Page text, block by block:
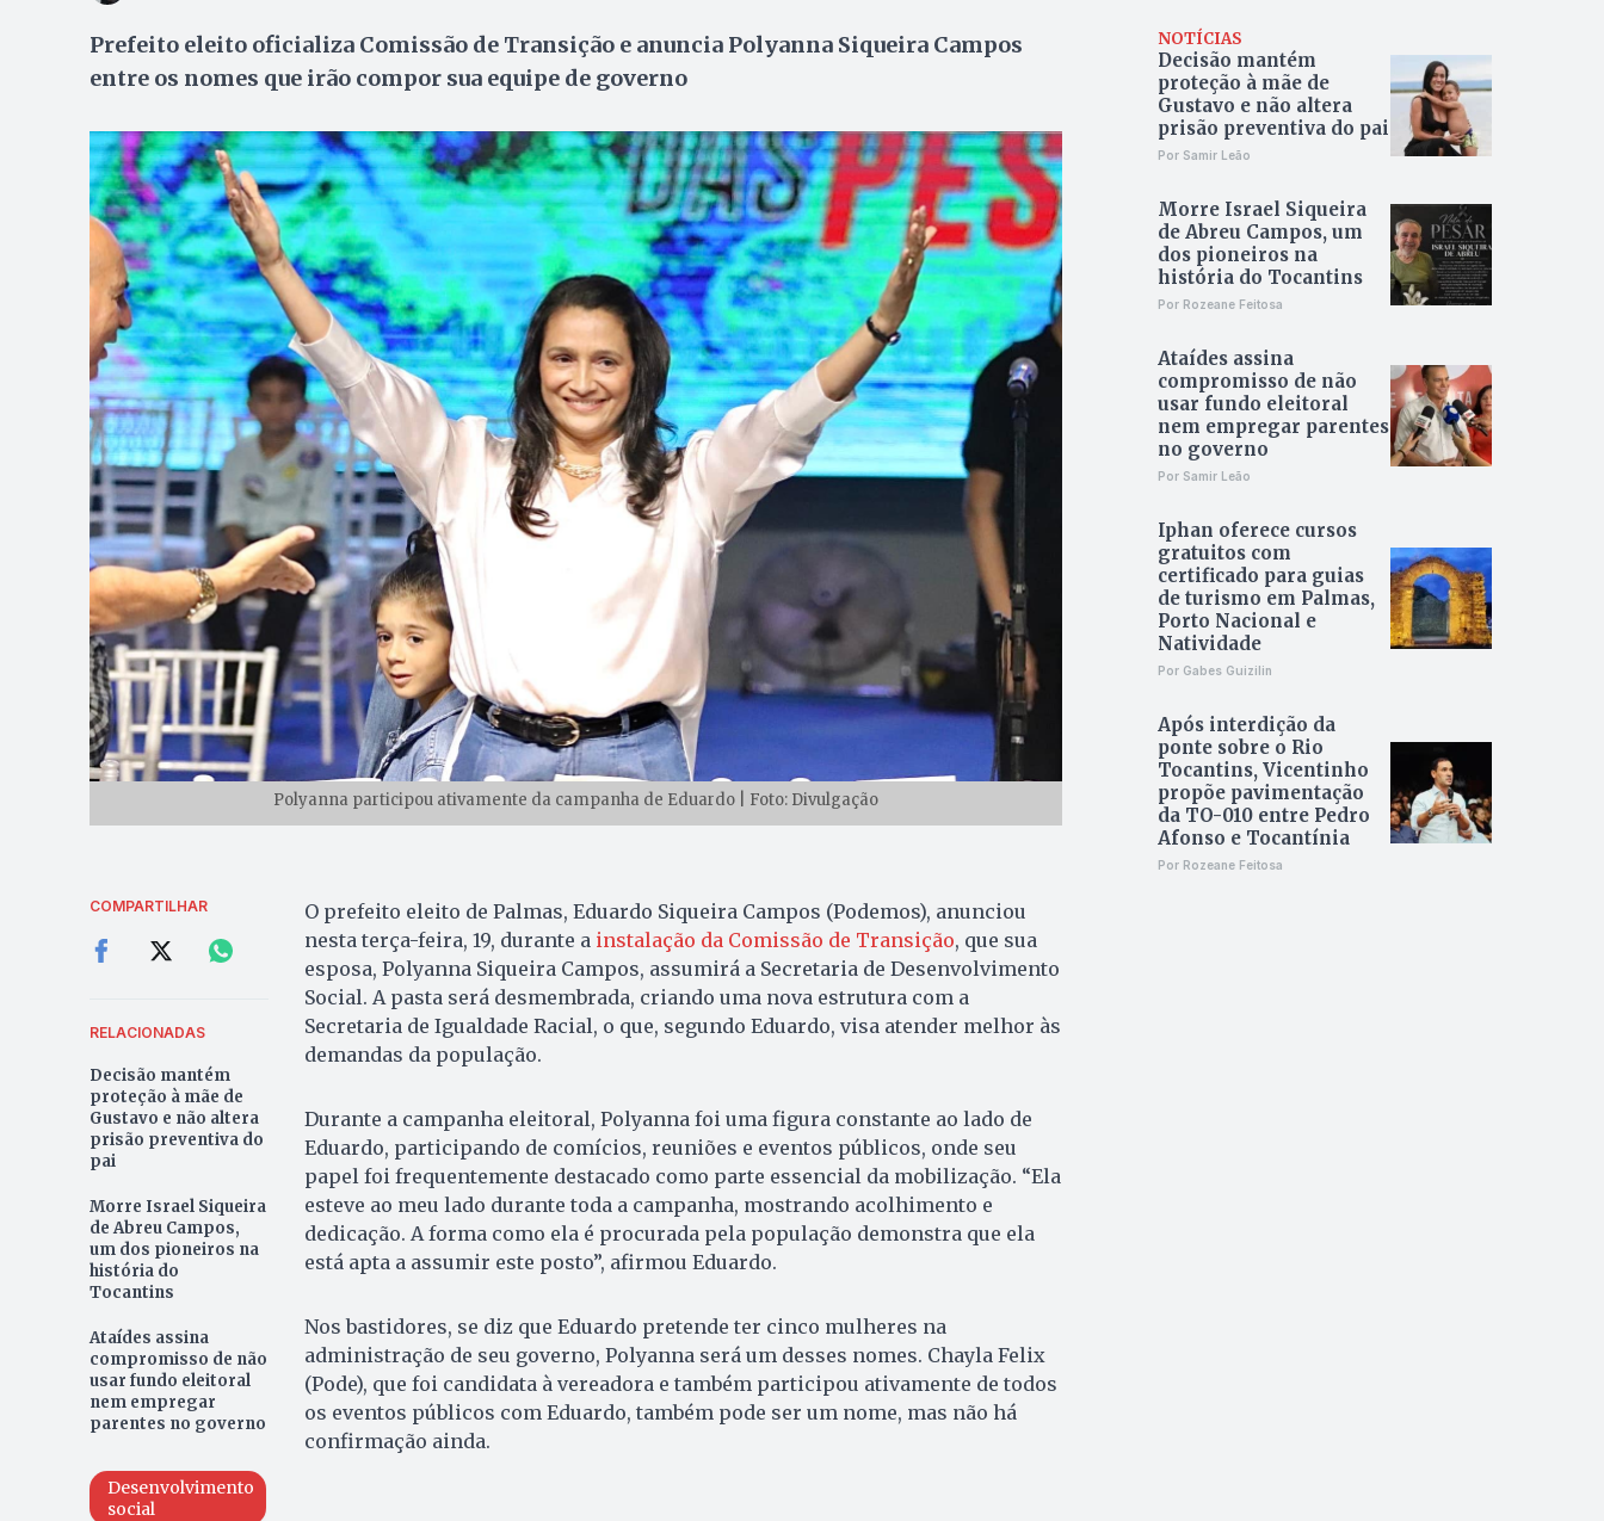
Prefeito eleito oficializa Comissão de Transição e anuncia Polyanna Siqueira Campos
entre os nomes que irão compor sua equipe de governo
Polyanna participou ativamente da campanha de Eduardo | Foto: Divulgação
COMPARTILHAR
RELACIONADAS
Decisão mantém
proteção à mãe de
Gustavo e não altera
prisão preventiva do
pai
Morre Israel Siqueira
de Abreu Campos,
um dos pioneiros na
história do
Tocantins
Ataídes assina
compromisso de não
usar fundo eleitoral
nem empregar
parentes no governo
Desenvolvimento
social
O prefeito eleito de Palmas, Eduardo Siqueira Campos (Podemos), anunciou
nesta terça-feira, 19, durante a instalação da Comissão de Transição, que sua
esposa, Polyanna Siqueira Campos, assumirá a Secretaria de Desenvolvimento
Social. A pasta será desmembrada, criando uma nova estrutura com a
Secretaria de Igualdade Racial, o que, segundo Eduardo, visa atender melhor às
demandas da população.
Durante a campanha eleitoral, Polyanna foi uma figura constante ao lado de
Eduardo, participando de comícios, reuniões e eventos públicos, onde seu
papel foi frequentemente destacado como parte essencial da mobilização. “Ela
esteve ao meu lado durante toda a campanha, mostrando acolhimento e
dedicação. A forma como ela é procurada pela população demonstra que ela
está apta a assumir este posto”, afirmou Eduardo.
Nos bastidores, se diz que Eduardo pretende ter cinco mulheres na
administração de seu governo, Polyanna será um desses nomes. Chayla Felix
(Pode), que foi candidata à vereadora e também participou ativamente de todos
os eventos públicos com Eduardo, também pode ser um nome, mas não há
confirmação ainda.
NOTÍCIAS
Decisão mantém
proteção à mãe de
Gustavo e não altera
prisão preventiva do pai
Por Samir Leão
Morre Israel Siqueira
de Abreu Campos, um
dos pioneiros na
história do Tocantins
Por Rozeane Feitosa
Ataídes assina
compromisso de não
usar fundo eleitoral
nem empregar parentes
no governo
Por Samir Leão
Iphan oferece cursos
gratuitos com
certificado para guias
de turismo em Palmas,
Porto Nacional e
Natividade
Por Gabes Guizilin
Após interdição da
ponte sobre o Rio
Tocantins, Vicentinho
propõe pavimentação
da TO-010 entre Pedro
Afonso e Tocantínia
Por Rozeane Feitosa